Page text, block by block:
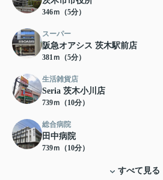
346ｍ（5分）
スーパー
阪急オアシス 茨木駅前店
381ｍ（5分）
生活雑貨店
Seria 茨木小川店
739ｍ（10分）
総合病院
田中病院
739ｍ（10分）
すべて見る